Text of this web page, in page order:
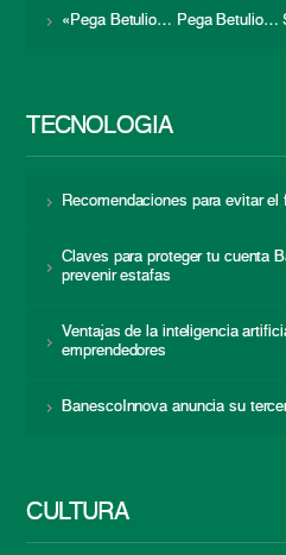
«Pega Betulio… Pega Betulio…
TECNOLOGÍA
Recomendaciones para evitar el
Claves para proteger tu cuenta
prevenir estafas
Ventajas de la inteligencia
emprendedores
BanescoInnova anuncia su
CULTURA